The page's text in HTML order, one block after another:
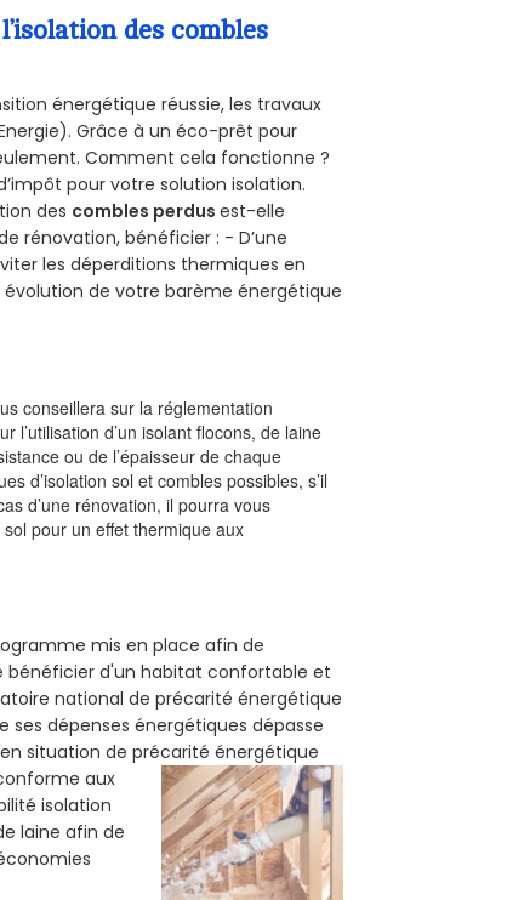
des combles
énergétique réussie, les travaux
Grâce à un éco-prêt pour
Comment cela fonctionne ?
pour votre solution isolation.
des combles perdusest-elle
rénovation, bénéficier : - D’une
les déperditions thermiques en
évolution de votre barème énergétique
conseillera sur la réglementation
l’utilisation d’un isolant flocons, de laine
ou de l’épaisseur de chaque
d’isolation sol et combles possibles, s’il
d’une rénovation, il pourra vous
pour un effet thermique aux
mis en place afin de
bénéficier d'un habitat confortable et
national de précarité énergétique
ses dépenses énergétiques dépasse
en situation de précarité énergétique
aux
isolation
laine afin de